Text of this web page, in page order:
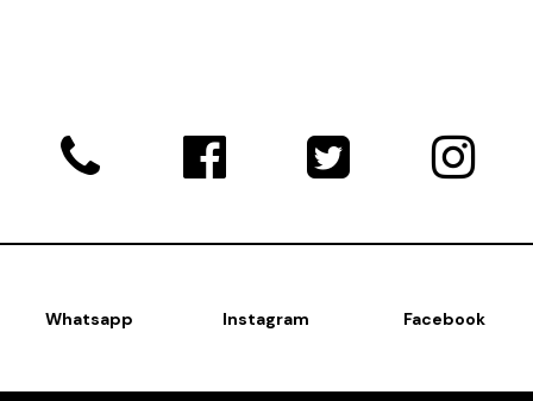
Whatsapp Instagram Facebook